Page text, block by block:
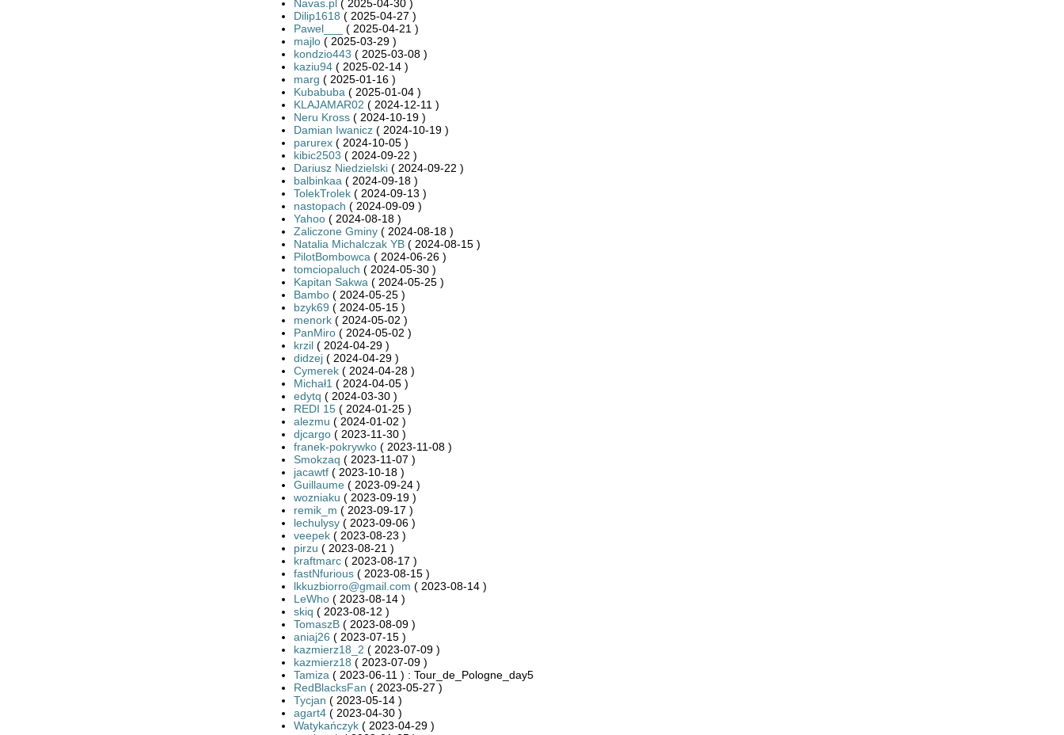
Navas.pl( 2025-04-30 )
Dilip1618 ( 2025-04-27 )
Pawel___
( 2025-04-21 )
majlo( 2025-03-29 )
kondzio443 ( 2025-03-08 )
kaziu94( 2025-02-14 )
marg ( 2025-01-16 )
Kubabuba ( 2025-01-04 )
KLAJAMAR02 ( 2024-12-11 )
Neru Kross( 2024-10-19 )
Damian Iwanicz( 2024-10-19 )
parurex( 2024-10-05 )
kibic2503 ( 2024-09-22 )
Dariusz Niedzielski( 2024-09-22 )
balbinkaa ( 2024-09-18 )
TolekTrolek( 2024-09-13 )
nastopach ( 2024-09-09 )
Yahoo ( 2024-08-18 )
Zaliczone Gminy( 2024-08-18 )
Natalia Michalczak YB( 2024-08-15 )
PilotBombowca ( 2024-06-26 )
tomciopaluch ( 2024-05-30 )
Kapitan Sakwa ( 2024-05-25 )
Bambo( 2024-05-25 )
bzyk69 ( 2024-05-15 )
menork( 2024-05-02 )
PanMiro( 2024-05-02 )
krzil( 2024-04-29 )
didzej( 2024-04-29 )
Cymerek( 2024-04-28 )
Michał1 ( 2024-04-05 )
edytq ( 2024-03-30 )
REDI 15( 2024-01-25 )
alezmu ( 2024-01-02 )
djcargo( 2023-11-30 )
franek-pokrywko( 2023-11-08 )
Smokzaq ( 2023-11-07 )
jacawtf( 2023-10-18 )
Guillaume( 2023-09-24 )
wozniaku ( 2023-09-19 )
remik_m ( 2023-09-17 )
lechulysy( 2023-09-06 )
veepek( 2023-08-23 )
pirzu ( 2023-08-21 )
kraftmarc( 2023-08-17 )
fastNfurious( 2023-08-15 )
lkkuzbiorro@gmail.com ( 2023-08-14 )
LeWho( 2023-08-14 )
skiq ( 2023-08-12 )
TomaszB( 2023-08-09 )
aniaj26 ( 2023-07-15 )
kazmierz18_2 ( 2023-07-09 )
kazmierz18 ( 2023-07-09 )
Tamiza ( 2023-06-11 ) : Tour_de_Pologne_day5
RedBlacksFan ( 2023-05-27 )
Tycjan ( 2023-05-14 )
agart4( 2023-04-30 )
Watykańczyk( 2023-04-29 )